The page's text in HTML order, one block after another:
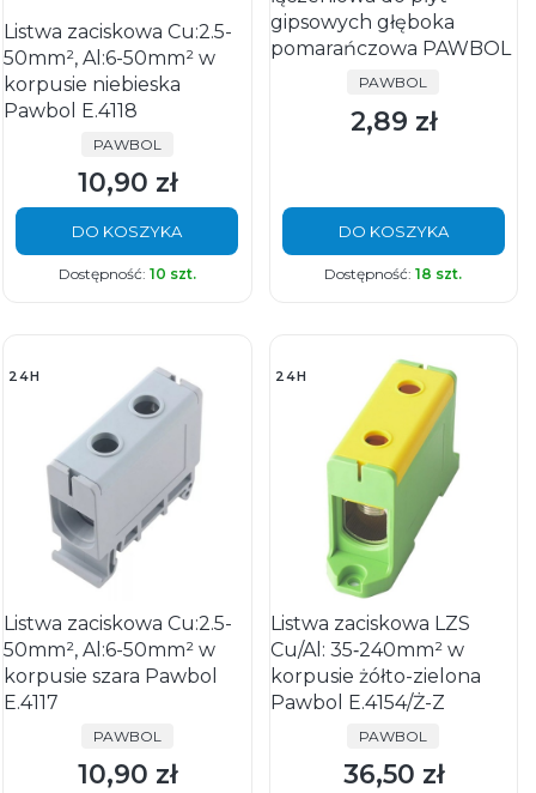
Listwa zaciskowa Cu:2.5-
50mm², Al:6-50mm² w
korpusie niebieska
Pawbol E.4118
PRODUCENT
PAWBOL
Cena
10,90 zł
DO KOSZYKA
Dostępność: 10 szt.
gipsowych głęboka
pomarańczowa PAWBOL
PRODUCENT
PAWBOL
Cena
2,89 zł
DO KOSZYKA
Dostępność:18 szt.
24H
Listwa zaciskowa Cu:2.5-
50mm², Al:6-50mm² w
korpusie szara Pawbol
E.4117
PRODUCENT
PAWBOL
Cena
10,90 zł
24H
Listwa zaciskowa LZS
Cu/Al: 35‑240mm² w
korpusie żółto-zielona
Pawbol E.4154/Ż-Z
PRODUCENT
PAWBOL
Cena
36,50 zł